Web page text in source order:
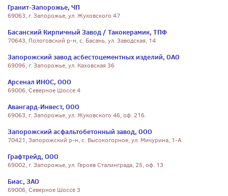
Гранит-Запорожье, ЧП
69063, г. Запорожье, ул. Жуковского 47
Басанский Кирпичный Завод / Такокерамик, ТПФ
70643, Пологовский р-н, с. Басань, ул. Заводская, 14
Запорожский завод асбестоцементных изделий, ОАО
69096, г. Запорожье, ул. Каховская 36
Арсенал ИНОС, ООО
69006, Северное Шоссе 4
Авангард-Инвест, ООО
69063, г. Запорожье, ул. Жуковского 46, оф. 216.
Запорожский асфальтобетонный завод, ООО
70421, Запорожский р-н, с. Высокогорное, ул. Мичурина, 1-А
Графтрейд, ООО
69002, г. Запорожье, ул. Героев Сталинграда, 25, оф. 13
Биас, ЗАО
69006, Северное Шоссе 3